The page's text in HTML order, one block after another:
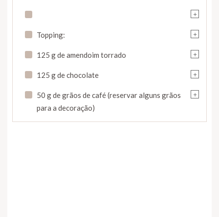
+
+
Topping:
+
125 g de amendoim torrado
+
125 g de chocolate
+
50 g de grãos de café (reservar alguns grãos
para a decoração)